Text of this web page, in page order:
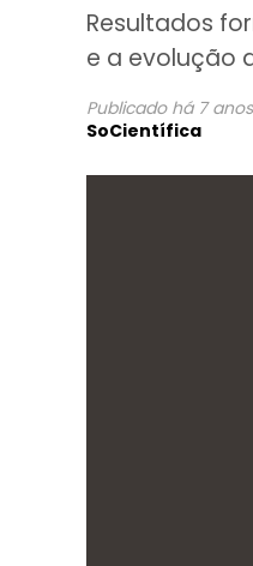
Resultados
e a evolução
Publicado há 7 anos
SoCientífica